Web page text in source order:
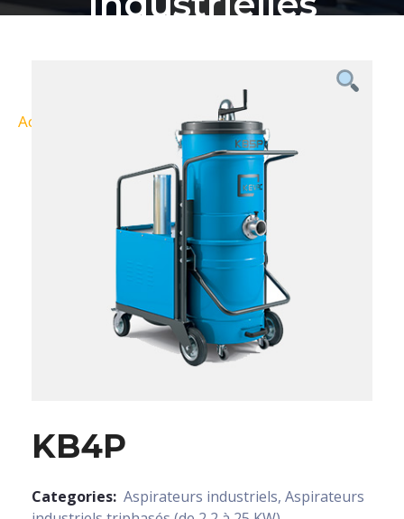
Accueil Nos Produits KB4P
KB4P
Categories: Aspirateurs industriels, Aspirateurs